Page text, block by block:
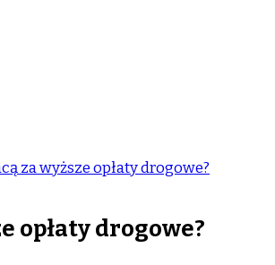
za wyższe opłaty drogowe?
opłaty drogowe?